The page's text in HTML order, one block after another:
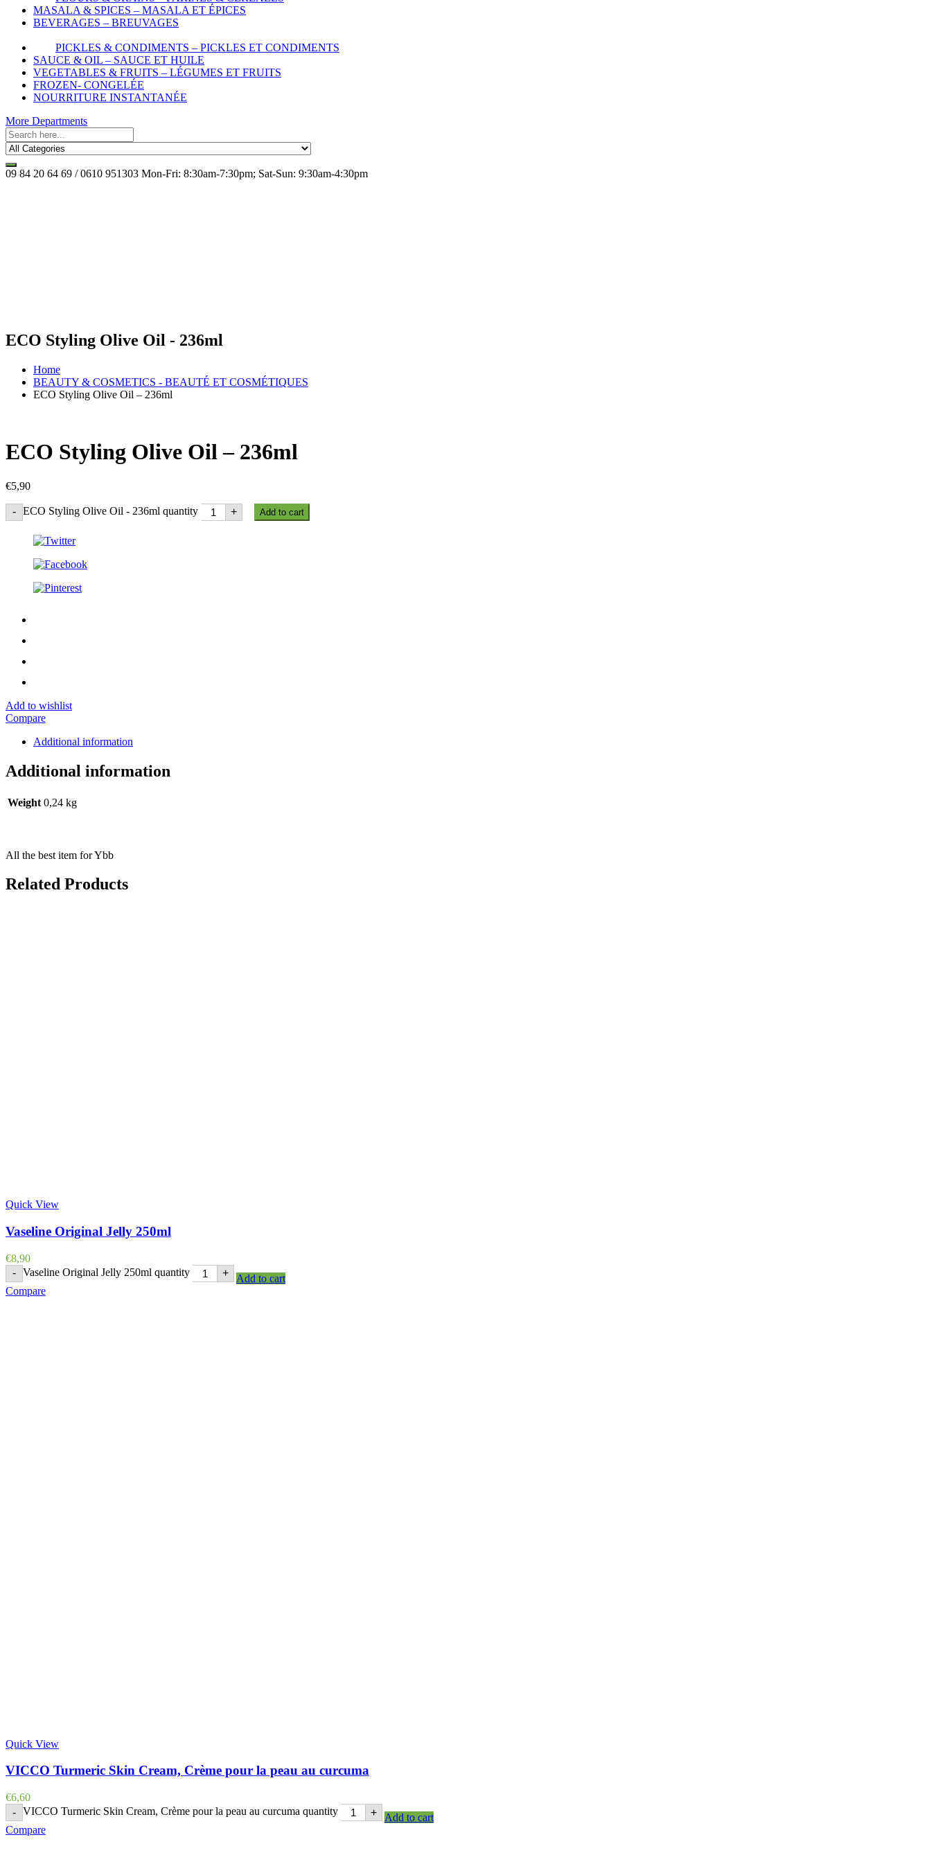
MASALA & SPICES – MASALA ET ÉPICES
BEVERAGES – BREUVAGES
PICKLES & CONDIMENTS – PICKLES ET CONDIMENTS
SAUCE & OIL – SAUCE ET HUILE
VEGETABLES & FRUITS – LÉGUMES ET FRUITS
FROZEN- CONGELÉE
NOURRITURE INSTANTANÉE
More Departments
09 84 20 64 69 / 0610 951303 Mon-Fri: 8:30am-7:30pm; Sat-Sun: 9:30am-4:30pm
ECO Styling Olive Oil - 236ml
Home
BEAUTY & COSMETICS - BEAUTÉ ET COSMÉTIQUES
ECO Styling Olive Oil – 236ml
ECO Styling Olive Oil – 236ml
€5,90
- ECO Styling Olive Oil - 236ml quantity + Add to cart
Add to wishlist
Compare
Additional information
Additional information
Weight 0,24 kg
All the best item for Ybb
Related Products
Quick View
Vaseline Original Jelly 250ml
€8,90
- Vaseline Original Jelly 250ml quantity +
Add to cart
Compare
Quick View
VICCO Turmeric Skin Cream, Crème pour la peau au curcuma
€6,60
- VICCO Turmeric Skin Cream, Crème pour la peau au curcuma quantity +
Add to cart
Compare